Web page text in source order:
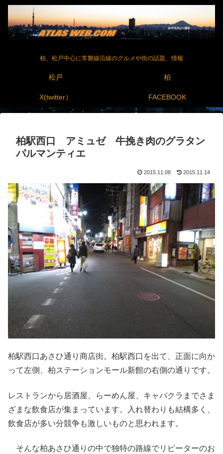
柏、松戸中心に常磐線沿線のグルメや街の話題、情報
松戸 柏
X(twitter） FACEBOOK
柏駅西口 アミュゼ 牛挽き肉のグラタン
パルマンティエ
2015.11.08 2015.11.14
柏駅西口あさひ通り商店街。柏駅西口を出て、正面に向か
って左側、柏ステーションモール新館の右側の通りです。
レストランから居酒屋、らーめん屋、キャバクラまでさま
ざまな飲食店が集まっています。入れ替わりも結構多く、
飲食店が多い分競争も激しいものと思われます。
そんな柏あさひ通りの中で独特の路線でリピーターのお